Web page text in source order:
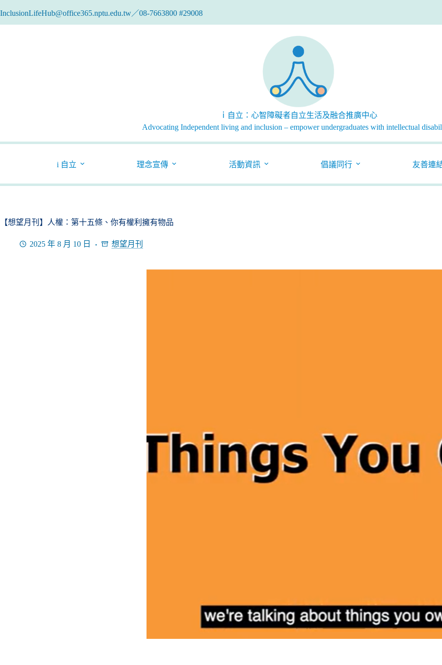
至
InclusionLifeHub@office365.nptu.edu.tw／08-7663800 #29008
ｉ自立：心智障礙者自立生活及融合推廣中心
Advocating Independent living and inclusion – empower undergraduates with intellectual
i 自立 理念宣傳 活動資訊 倡議同行 友善連
【想望月刊】人權：第十五條、你有權利擁有物品
2025 年 8 月 10 日 想望月刊